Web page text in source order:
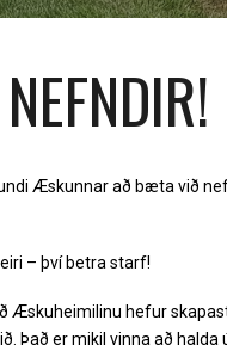
Æskunnar að bæta við
– því betra starf!
Æskuheimilinu hefur
Það er mikil vinna að